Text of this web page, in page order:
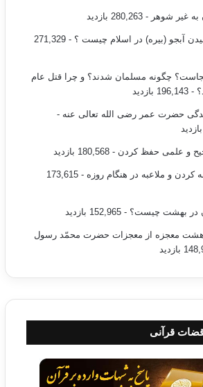
غیر شوهر - 280,263 بازدید
آبجو (بیره) در اسلام چیست ؟
- 271,329
کجاست؟ چگونه مسلمان شدند؟ و چرا قتل عام
- 196,143 بازدید
حضرت عمر رضی الله تعالی عنه -
و علمی حفظ کردن - 180,568 بازدید
کردن و ملاعبه در هنگام روزه
- 173,615
در بهشت چیست؟ - 152,965 بازدید
معجزه از معجزات حضرت محمّد رسول
قرآنی